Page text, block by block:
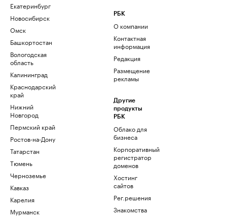
Екатеринбург
Новосибирск
Омск
Башкортостан
Вологодская
область
Калининград
Краснодарский
край
Нижний
Новгород
Пермский край
Ростов-на-Дону
Татарстан
Тюмень
Черноземье
Кавказ
Карелия
Мурманск
РБК
О компании
Контактная
информация
Редакция
Размещение
рекламы
Другие
продукты
РБК
Облако для
бизнеса
Корпоративный
регистратор
доменов
Хостинг
сайтов
Рег.решения
Знакомства